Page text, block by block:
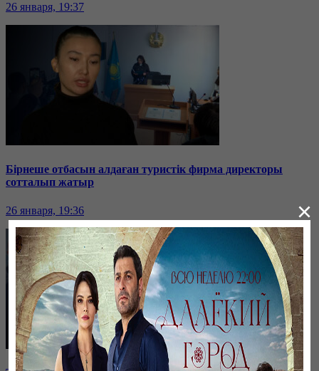
26 января, 19:37
Бірнеше отбасын алдаған туристік фирма директоры
сотталып жатыр
26 января, 19:36 ×